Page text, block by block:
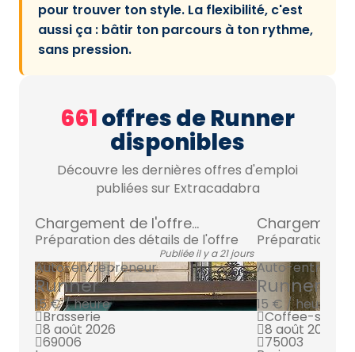
pour trouver ton style. La flexibilité, c'est
aussi ça : bâtir ton parcours à ton rythme,
sans pression.
661offres de Runner
disponibles
Découvre les dernières offres d'emploi
publiées sur Extracadabra
Chargement de l'offre...
Préparation des détails de l'offre
Publiée il y a 21 jours
Auto-entrepreneur
Runner
15 € / heure
Brasserie
8 août 2026
69006
Chargement
Préparation
Auto-
Runner
15 € / heure
Coffee-shop
8 août 2026
75003